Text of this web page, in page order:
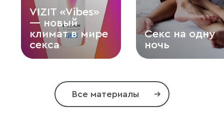
VIZIT «Vibes»
— новый
климат в мире
секса
Секс на одну
ночь
Все материалы